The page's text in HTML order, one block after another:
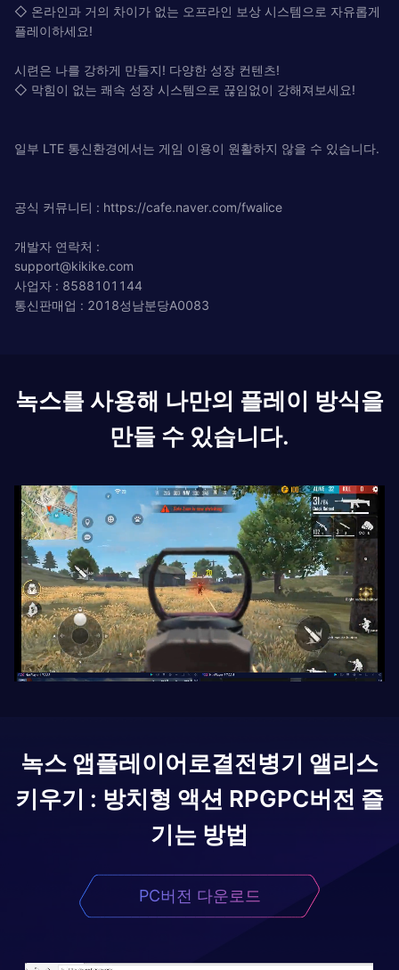
◇ 온라인과 거의 차이가 없는 오프라인 보상 시스템으로 자유롭게
플레이하세요!
시련은 나를 강하게 만들지! 다양한 성장 컨텐츠!
◇ 막힘이 없는 쾌속 성장 시스템으로 끊임없이 강해져보세요!
일부 LTE 통신환경에서는 게임 이용이 원활하지 않을 수 있습니다.
공식 커뮤니티 : https://cafe.naver.com/fwalice
개발자 연락처 :
support@kikike.com
사업자 : 8588101144
통신판매업 : 2018성남분당A0083
녹스를 사용해 나만의 플레이 방식을
만들 수 있습니다.
녹스 앱플레이어로결전병기 앨리스
키우기 : 방치형 액션 RPGPC버전 즐
기는 방법
PC버전 다운로드